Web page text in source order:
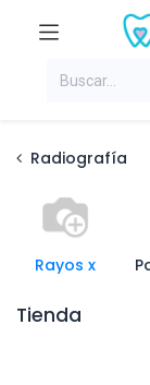
Radiografía
Rayos x
Tienda